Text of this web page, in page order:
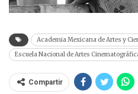
Academia Mexicana de Artes y
Escuela Nacional de Artes
Compartir